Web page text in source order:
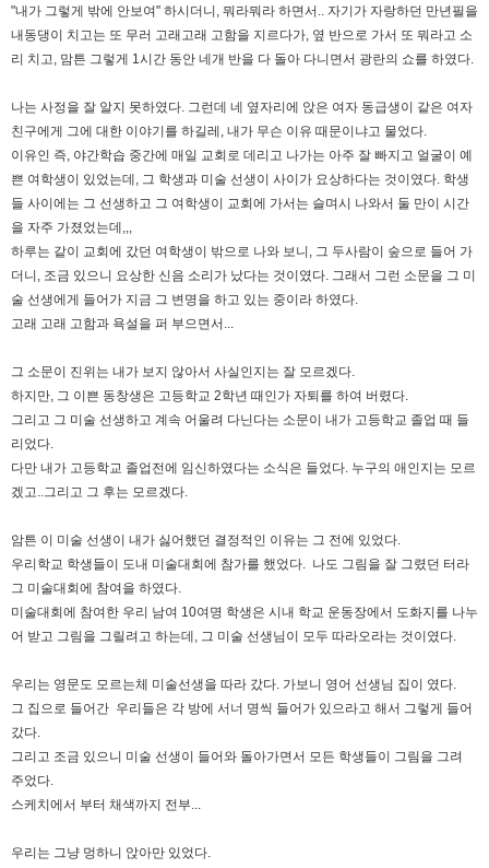
"내가 그렇게 밖에 안보여" 하시더니, 뭐라뭐라 하면서.. 자기가 자랑하던 만년필을
내동댕이 치고는 또 무러 고래고래 고함을 지르다가, 옆 반으로 가서 또 뭐라고 소
리 치고, 맘튼 그렇게 1시간 동안 네개 반을 다 돌아 다니면서 광란의 쇼를 하였다.
나는 사정을 잘 알지 못하였다. 그런데 네 옆자리에 앉은 여자 동급생이 같은 여자
친구에게 그에 대한 이야기를 하길레, 내가 무슨 이유 때문이냐고 물었다.
이유인 즉, 야간학습 중간에 매일 교회로 데리고 나가는 아주 잘 빠지고 얼굴이 예
쁜 여학생이 있었는데, 그 학생과 미술 선생이 사이가 요상하다는 것이였다. 학생
들 사이에는 그 선생하고 그 여학생이 교회에 가서는 슬며시 나와서 둘 만이 시간
을 자주 가졌었는데,,,
하루는 같이 교회에 갔던 여학생이 밖으로 나와 보니, 그 두사람이 숲으로 들어 가
더니, 조금 있으니 요상한 신음 소리가 났다는 것이였다. 그래서 그런 소문을 그 미
술 선생에게 들어가 지금 그 변명을 하고 있는 중이라 하였다.
고래 고래 고함과 욕설을 퍼 부으면서...
그 소문이 진위는 내가 보지 않아서 사실인지는 잘 모르겠다.
하지만, 그 이쁜 동창생은 고등학교 2학년 때인가 자퇴를 하여 버렸다.
그리고 그 미술 선생하고 계속 어울려 다닌다는 소문이 내가 고등학교 졸업 때 들
리었다.
다만 내가 고등학교 졸업전에 임신하였다는 소식은 들었다. 누구의 애인지는 모르
겠고..그리고 그 후는 모르겠다.
암튼 이 미술 선생이 내가 싫어했던 결정적인 이유는 그 전에 있었다.
우리학교 학생들이 도내 미술대회에 참가를 했었다. 나도 그림을 잘 그렸던 터라
그 미술대회에 참여을 하였다.
미술대회에 참여한 우리 남여 10여명 학생은 시내 학교 운동장에서 도화지를 나누
어 받고 그림을 그릴려고 하는데, 그 미술 선생님이 모두 따라오라는 것이였다.
우리는 영문도 모르는체 미술선생을 따라 갔다. 가보니 영어 선생님 집이 였다.
그 집으로 들어간 우리들은 각 방에 서너 명씩 들어가 있으라고 해서 그렇게 들어
갔다.
그리고 조금 있으니 미술 선생이 들어와 돌아가면서 모든 학생들이 그림을 그려
주었다.
스케치에서 부터 채색까지 전부...
우리는 그냥 멍하니 앉아만 있었다.